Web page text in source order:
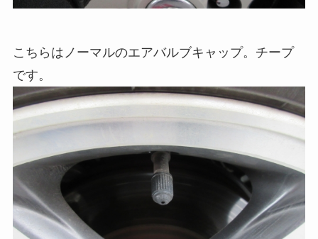
こちらはノーマルのエアバルブキャップ。チープ
です。